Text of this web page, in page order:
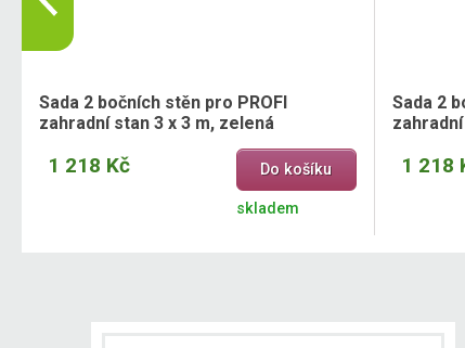
Sada 2 bočních stěn pro PROFI
zahradní stan 3 x 3 m, zelená
1 218 Kč Do košíku
skladem
Sada 2
1 218